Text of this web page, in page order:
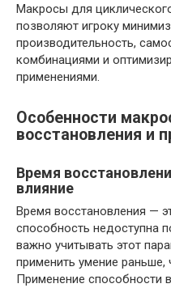
Макросы для
позволяют игроку
производительность,
комбинациями и
применениями.
Особенности
восстановления и
Время
влияние
Время восстановления —
способность недоступна
важно учитывать этот
применить умение раньше,
Применение способности